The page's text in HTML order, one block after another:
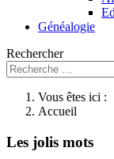
Généalogie
Rechercher
Vous êtes ici :
Accueil
Les jolis mots